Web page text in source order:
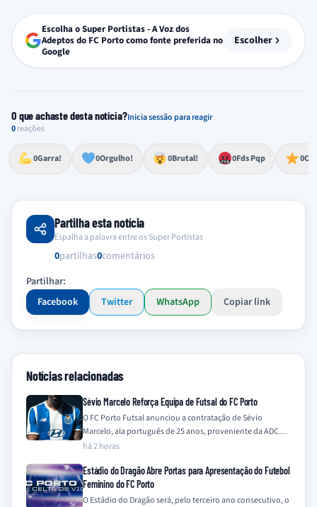
Escolha o Super Portistas - A Voz dos
Adeptos do FC Porto como fonte preferida no
Google
Escolher
O que achaste desta notícia?Inicia sessão para reagir
0reações
0Garra!
Esforço, determinação, aprovação forte
0Orgulho!
Lealdade, amor clubístico, sentimento profundo
0Brutal!
Impressionante, chocante, de grande impacto 0Fds Pqp
Reação de desespero, raiva, frustração ou espanto extremo 0
Excelência, destaque, o melhor
Partilha esta notícia
Espalha a palavra entre os Super Portistas
0partilhas0comentários
Partilhar:
Facebook
Twitter WhatsApp Copiar link
Notícias relacionadas
Sévio Marcelo Reforça Equipa de Futsal do FC Porto
O FC Porto Futsal anunciou a contratação de Sévio
Marcelo, ala português de 25 anos, proveniente da ADCR
Caxinas Poça Barca, para…
há 2 horas
Estádio do Dragão Abre Portas para Apresentação do Futebol
Feminino do FC Porto
O Estádio do Dragão será, pelo terceiro ano consecutivo, o